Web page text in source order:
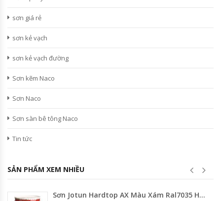
sơn giá rẻ
sơn kẻ vạch
sơn kẻ vạch đường
Sơn kẽm Naco
Sơn Naco
Sơn sàn bê tông Naco
Tin tức
SẢN PHẨM XEM NHIỀU
Sơn Jotun Hardtop AX Màu Xám Ral7035 Hai Thành Phần